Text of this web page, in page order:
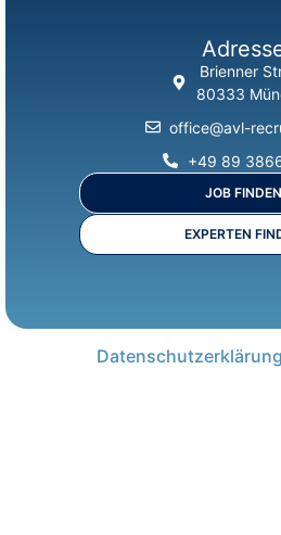
Brienner
80333
office@avl-
+49 89
JOB FINDEN
EXPERTEN
Datenschutzerklärung